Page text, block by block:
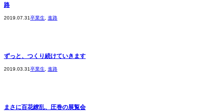
路
2019.07.31卒業生 進路
ずっと、つくり続けていきます
2019.03.31卒業生 進路
まさに百花繚乱、圧巻の展覧会